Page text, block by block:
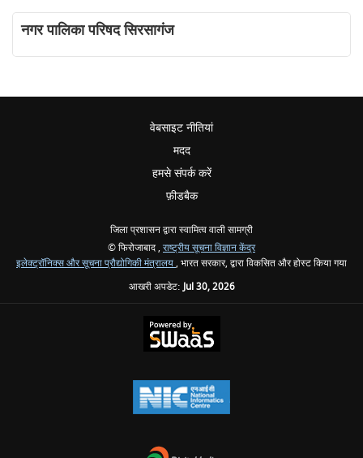
नगर पालिका परिषद सिरसागंज
वेबसाइट नीतियां
मदद
हमसे संपर्क करें
फ़ीडबैक
जिला प्रशासन द्वारा स्वामित्व वाली सामग्री
© फिरोजाबाद , राष्ट्रीय सूचना विज्ञान केंद्र
इलेक्ट्रॉनिक्स और सूचना प्रौद्योगिकी मंत्रालय, भारत सरकार, द्वारा विकसित और होस्ट किया गया
आखरी अपडेट:Jul 30, 2026